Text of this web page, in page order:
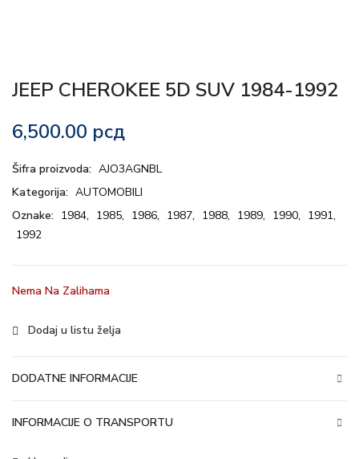
JEEP CHEROKEE 5D SUV 1984-1992
6,500.00 рсд
Šifra proizvoda: AJO3AGNBL
Kategorija: AUTOMOBILI
Oznake: 1984, 1985, 1986, 1987, 1988, 1989, 1990, 1991,
1992
Nema Na Zalihama
Dodaj u listu želja
DODATNE INFORMACIJE
INFORMACIJE O TRANSPORTU